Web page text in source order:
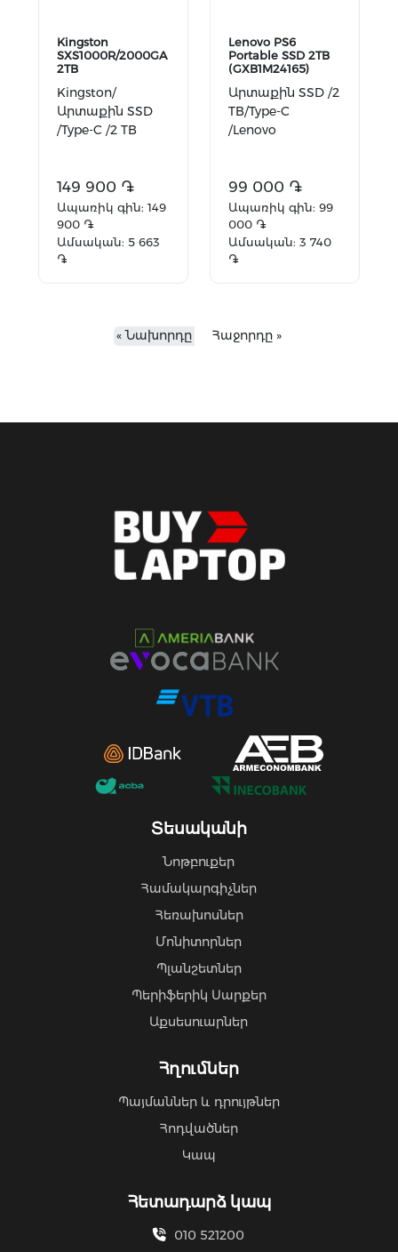
Kingston
SXS1000R/2000GA
2TB
Kingston/
Արտաքին SSD
/Type-C /2 TB
149 900 ֏
Ապառիկ գին: 149
900 ֏
Ամսական: 5 663
֏
Lenovo PS6
Portable SSD 2TB
(GXB1M24165)
Արտաքին SSD /2
TB/Type-C
/Lenovo
99 000 ֏
Ապառիկ գին: 99
000 ֏
Ամսական: 3 740
֏
« Նախորդը
Հաջորդը »
Տեսականի
Նոթբուքեր
Համակարգիչներ
Հեռախոսներ
Մոնիտորներ
Պլանշետներ
Պերիֆերիկ Սարքեր
Աքսեսուարներ
Հղումներ
Պայմաններ և դրույթներ
Հոդվածներ
Կապ
Հետադարձ կապ
010 521200